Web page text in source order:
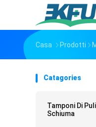
Casa Prodotti
Catagories
Tamponi Di
Schiuma